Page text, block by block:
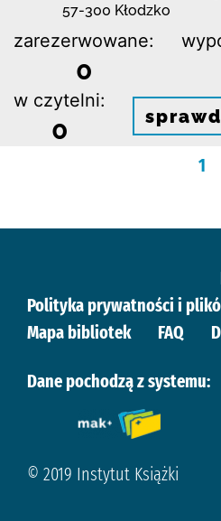
57-300 Kłodzko
zarezerwowane:
0
w czytelni:
0
1
Polityka prywatności i
Mapa bibliotek
FAQ
Dane pochodzą z systemu:
© 2019 Instytut Książki